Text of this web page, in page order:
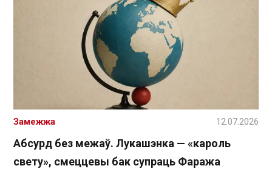
Абсурд без межаў. Лукашэнка — «кароль
свету», смеццевы бак супраць Фаража
Замежжа 12.07.2026